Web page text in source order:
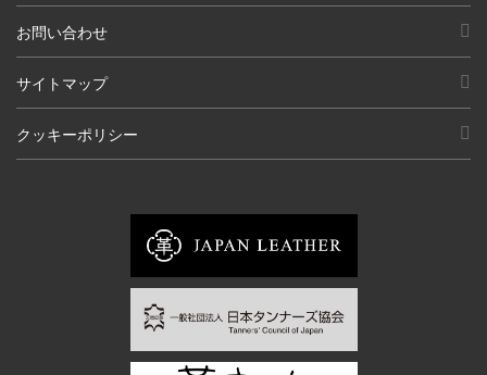
お問い合わせ
サイトマップ
クッキーポリシー